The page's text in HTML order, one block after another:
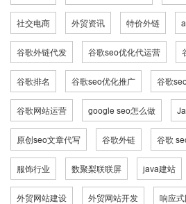
社交电商 外贸资讯 特价外链
谷歌外链代发 谷歌seo优化代运营
谷歌排名 谷歌seo优化推广 谷歌
谷歌网站运营 google seo怎么做
原创seo文章代写 谷歌外链 谷歌
服饰行业 数聚梨联联屏 java建站
外贸网站建设 外贸网站开发 响应